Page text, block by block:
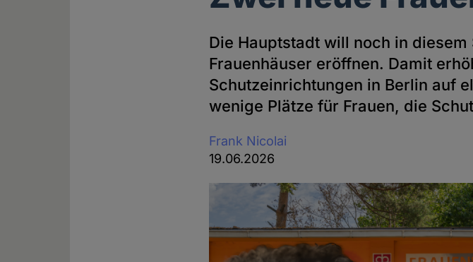
Die Hauptstadt will noch in
Frauenhäuser eröffnen. Damit
Schutzeinrichtungen in Berlin auf
wenige Plätze für Frauen, die
Frank Nicolai
19.06.2026